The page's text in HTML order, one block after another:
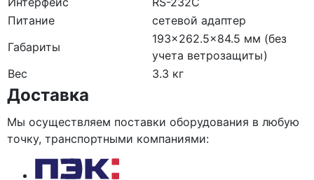
Питание
сетевой адаптер
Габариты
193×262.5×84.5 мм (без
учета ветрозащиты)
Вес
3.3 кг
Доставка
Мы осуществляем поставки оборудования в любую
точку, транспортными компаниями: